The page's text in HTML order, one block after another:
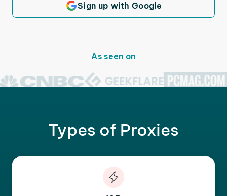
Sign up with Google
As seen on
Types of Proxies